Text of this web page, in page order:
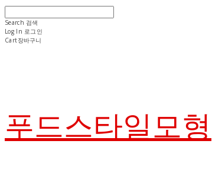
Search 검색
Log In 로그인
Cart장바구니
푸드스타일모형